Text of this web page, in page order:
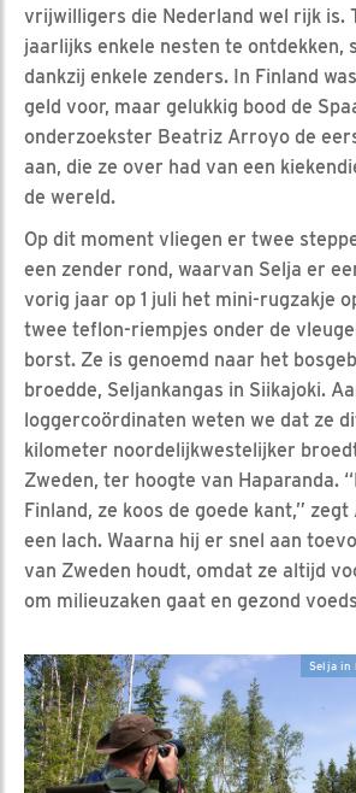
vrijwilligers die Nederland wel rijk is.
jaarlijks enkele nesten te ontdekken,
dankzij enkele zenders. In Finland
geld voor, maar gelukkig bood de
onderzoekster Beatriz Arroyo de
aan, die ze over had van een
de wereld.
Op dit moment vliegen er twee
een zender rond, waarvan Selja er
vorig jaar op 1 juli het mini-rugzakje
twee teflon-riempjes onder de
borst. Ze is genoemd naar het
broedde, Seljankangas in Siikajoki.
loggercoördinaten weten we dat ze
kilometer noordelijkwestelijker
Zweden, ter hoogte van Haparanda.
Finland, ze koos de goede kant,”
een lach. Waarna hij er snel aan
van Zweden houdt, omdat ze altijd
om milieuzaken gaat en gezond
Selja in